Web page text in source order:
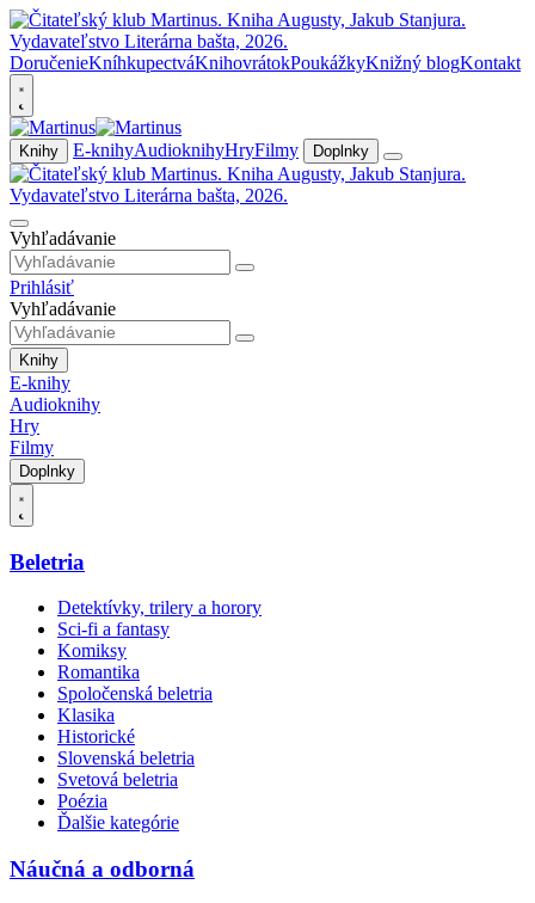
DoručenieKníhkupectváKnihovrátokPoukážkyKnižný blogKontakt
Knihy E-knihyAudioknihyHryFilmy Doplnky
Vyhľadávanie
Prihlásiť
Vyhľadávanie
Knihy
E-knihy
Audioknihy
Hry
Filmy
Doplnky
Beletria
Detektívky, trilery a horory
Sci-fi a fantasy
Komiksy
Romantika
Spoločenská beletria
Klasika
Historické
Slovenská beletria
Svetová beletria
Poézia
Ďalšie kategórie
Náučná a odborná